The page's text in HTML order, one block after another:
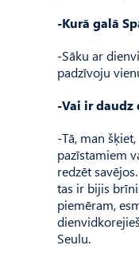
-Kurā galā
-Sāku ar
padzīvoju
-Vai ir daudz
-Tā, man
pazīstamiem
redzēt
tas ir bijis
piemēram,
Seulu.